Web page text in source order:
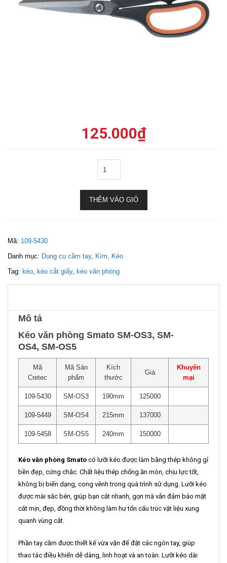
125.000₫
THÊM VÀO GIỎ
Mã: 109-5430
Danh mục: Dụng cụ cầm tay, Kìm, Kéo
Tag: kéo, kéo cắt giấy, kéo văn phòng
Mô tả
Kéo văn phòng Smato SM-OS3, SM-
OS4, SM-OS5
Mã
Cretec
Mã Sản
phẩm
Kích
thước
Giá
Khuyến
mại
109-5430 SM-OS3 190mm 125000
109-5449 SM-OS4 215mm 137000
109-5458 SM-OS5 240mm 150000
Kéo văn phòng Smato có lưỡi kéo được làm bằng thép không gỉ
bền đẹp, cứng chắc. Chất liệu thép chống ăn mòn, chịu lực tốt,
không bị biến dạng, cong vênh trong quá trình sử dụng. Lưỡi kéo
được mài sắc bén, giúp bạn cắt nhanh, gọn mà vẫn đảm bảo mặt
cắt mịn, đẹp, đồng thời không làm hư tổn cấu trúc vật liệu xung
quanh vùng cắt.
Phần tay cầm được thiết kế vừa vặn để đặt các ngón tay, giúp
thao tác điều khiển dễ dàng, linh hoạt và an toàn. Lưỡi kéo dài